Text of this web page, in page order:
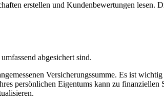
erstellen und Kundenbewertungen lesen.
abgesichert sind.
Versicherungssumme. Es ist wichtig
persönlichen Eigentums kann zu